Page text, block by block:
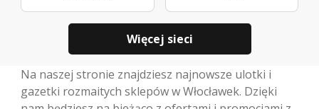
Więcej sieci
Na naszej stronie znajdziesz najnowsze ulotki i
gazetki rozmaitych sklepów w Włocławek. Dzięki